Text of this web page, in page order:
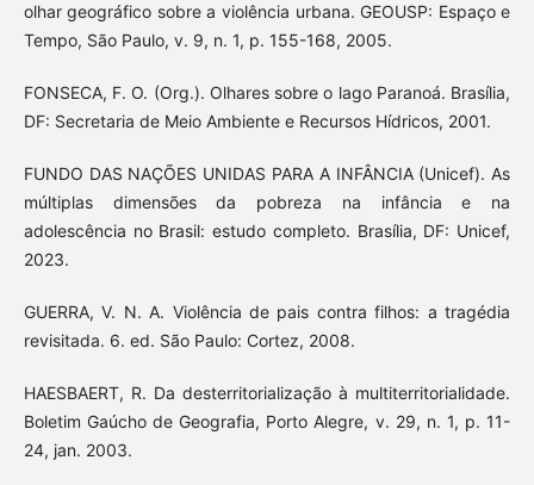
olhar geográfico sobre a violência urbana. GEOUSP: Espaço e
Tempo, São Paulo, v. 9, n. 1, p. 155-168, 2005.
FONSECA, F. O. (Org.). Olhares sobre o lago Paranoá. Brasília,
DF: Secretaria de Meio Ambiente e Recursos Hídricos, 2001.
FUNDO DAS NAÇÕES UNIDAS PARA A INFÂNCIA (Unicef). As
múltiplas dimensões da pobreza na infância e na
adolescência no Brasil: estudo completo. Brasília, DF: Unicef,
2023.
GUERRA, V. N. A. Violência de pais contra filhos: a tragédia
revisitada. 6. ed. São Paulo: Cortez, 2008.
HAESBAERT, R. Da desterritorialização à multiterritorialidade.
Boletim Gaúcho de Geografia, Porto Alegre, v. 29, n. 1, p. 11-
24, jan. 2003.